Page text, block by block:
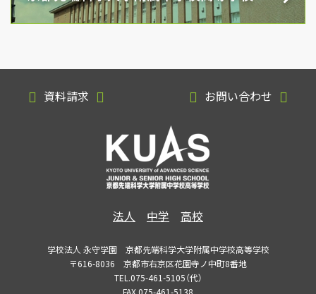
資料請求 お問い合わせ
法人 中学 高校
学校法人 永守学園 京都先端科学大学附属中学校高等学校
〒616-8036 京都市右京区花園寺ノ中町8番地
TEL.075-461-5105（代）
FAX.075-461-5138